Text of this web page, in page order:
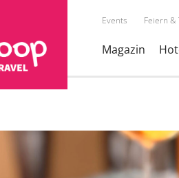
Events Feiern &
Magazin